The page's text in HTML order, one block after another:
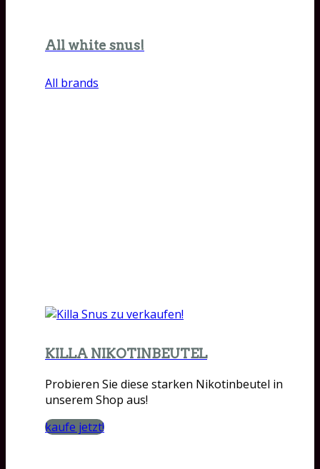
All white snus!
All brands
KILLA NIKOTINBEUTEL
Probieren Sie diese starken Nikotinbeutel in
unserem Shop aus!
kaufe jetzt!